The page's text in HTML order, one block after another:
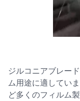
ジルコニアブレー
ム用途に適してい
ど多くのフィルム